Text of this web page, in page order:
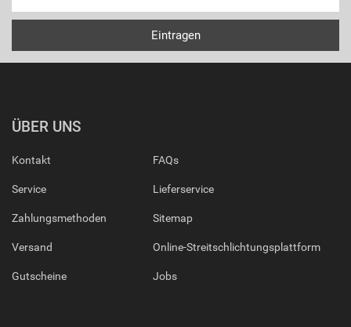
ÜBER UNS
Kontakt
Service
Zahlungsmethoden
Versand
Gutscheine
FAQs
Lieferservice
Sitemap
Online-Streitschlichtungsplattform
Jobs